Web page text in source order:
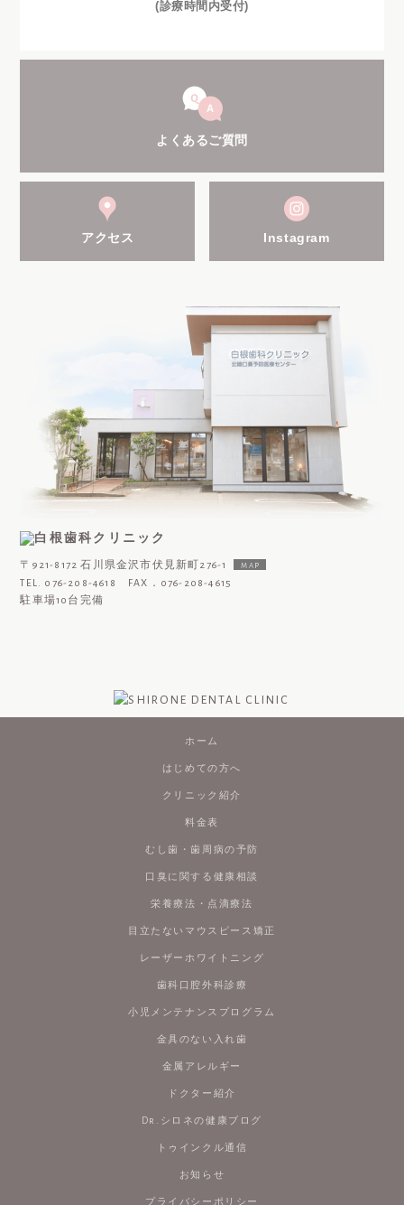
(診療時間内受付)
よくあるご質問
アクセス Instagram
〒921-8172 石川県金沢市伏見新町276-1 MAP
TEL. 076-208-4618 FAX．076-208-4615
駐車場10台完備
ホーム
はじめての方へ
クリニック紹介
料金表
むし歯・歯周病の予防
口臭に関する健康相談
栄養療法・点滴療法
目立たないマウスピース矯正
レーザーホワイトニング
歯科口腔外科診療
小児メンテナンスプログラム
金具のない入れ歯
金属アレルギー
ドクター紹介
Dr.シロネの健康ブログ
トゥインクル通信
お知らせ
プライバシーポリシー